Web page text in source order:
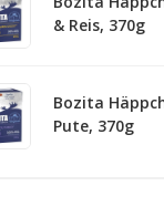
& Reis, 370g
Bozita
Pute, 370g